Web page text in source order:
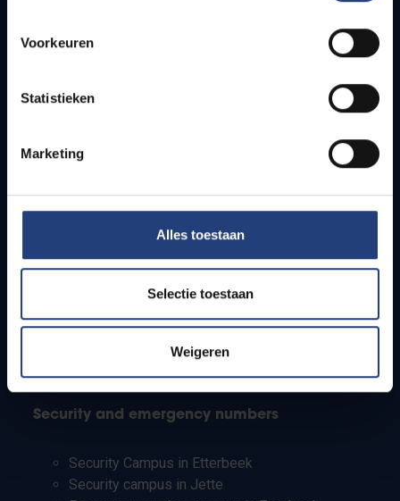
Voorkeuren
Statistieken
Marketing
Alles toestaan
Selectie toestaan
Weigeren
How to get to the VUB campuses
Students
PhD students
Teachers and secondary schools
Working students
Security and emergency numbers
Security Campus in Etterbeek
Security campus in Jette